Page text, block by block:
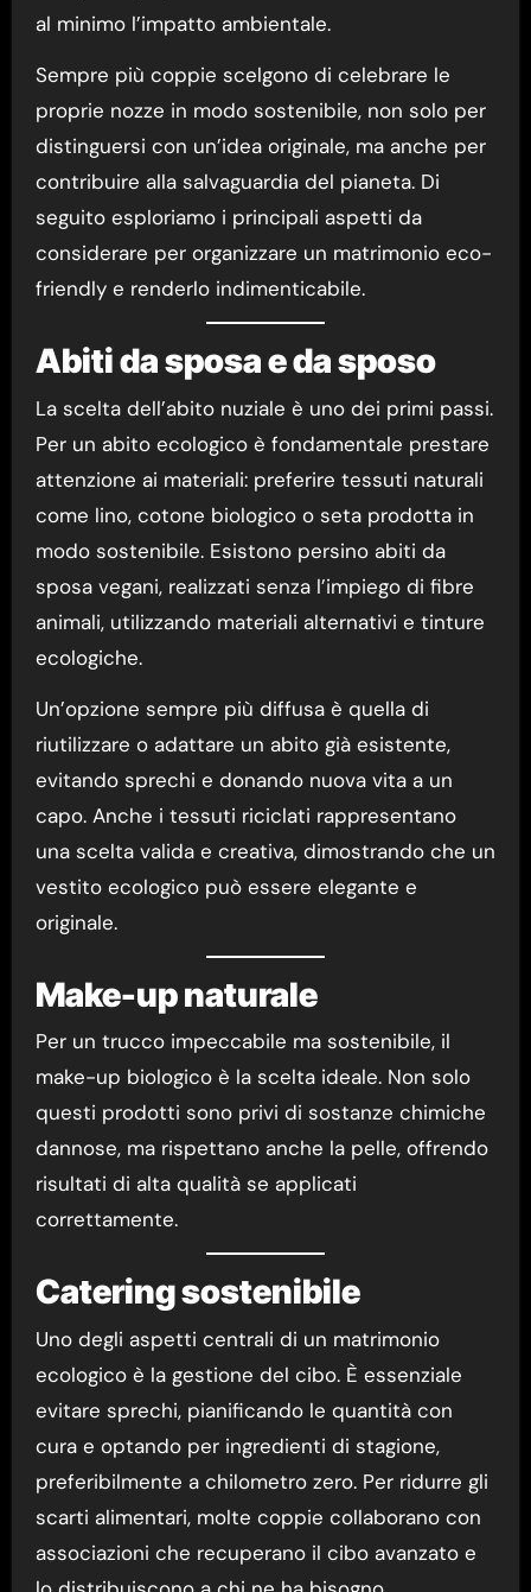
al minimo l’impatto ambientale.
Sempre più coppie scelgono di celebrare le
proprie nozze in modo sostenibile, non solo per
distinguersi con un’idea originale, ma anche per
contribuire alla salvaguardia del pianeta. Di
seguito esploriamo i principali aspetti da
considerare per organizzare un matrimonio eco-
friendly e renderlo indimenticabile.
Abiti da sposa e da sposo
La scelta dell’abito nuziale è uno dei primi passi.
Per un abito ecologico è fondamentale prestare
attenzione ai materiali: preferire tessuti naturali
come lino, cotone biologico o seta prodotta in
modo sostenibile. Esistono persino abiti da
sposa vegani, realizzati senza l’impiego di fibre
animali, utilizzando materiali alternativi e tinture
ecologiche.
Un’opzione sempre più diffusa è quella di
riutilizzare o adattare un abito già esistente,
evitando sprechi e donando nuova vita a un
capo. Anche i tessuti riciclati rappresentano
una scelta valida e creativa, dimostrando che un
vestito ecologico può essere elegante e
originale.
Make-up naturale
Per un trucco impeccabile ma sostenibile, il
make-up biologico è la scelta ideale. Non solo
questi prodotti sono privi di sostanze chimiche
dannose, ma rispettano anche la pelle, offrendo
risultati di alta qualità se applicati
correttamente.
Catering sostenibile
Uno degli aspetti centrali di un matrimonio
ecologico è la gestione del cibo. È essenziale
evitare sprechi, pianificando le quantità con
cura e optando per ingredienti di stagione,
preferibilmente a chilometro zero. Per ridurre gli
scarti alimentari, molte coppie collaborano con
associazioni che recuperano il cibo avanzato e